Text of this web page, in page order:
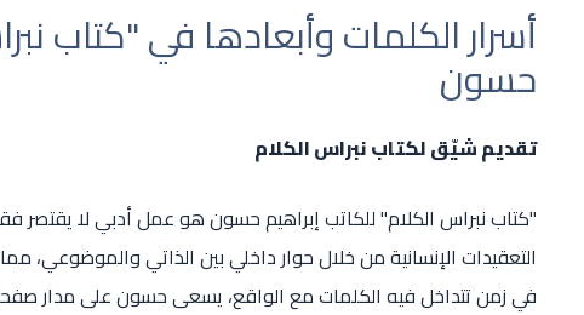
أسرار الكلمات وأبعادها في "كتاب
حسون
تقديم شيّق لكتاب نبراس الكلام
"كتاب نبراس الكلام" للكاتب إبراهيم حسون هو عمل أدبي لا يقتصر
التعقيدات الإنسانية من خلال حوار داخلي بين الذاتي والموضوعي،
في زمن تتداخل فيه الكلمات مع الواقع، يسعى حسون على مدار صفحات